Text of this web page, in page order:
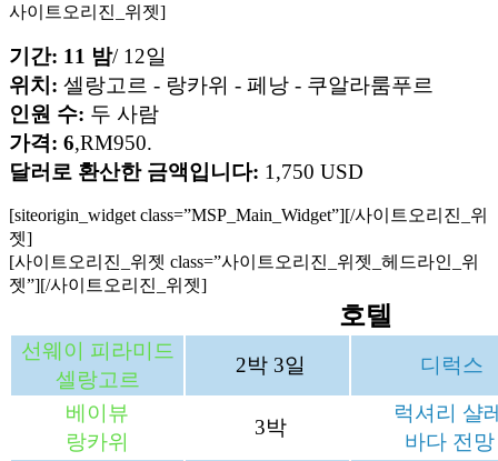
사이트오리진_위젯]
기간: 11 밤/ 12일
위치: 셀랑고르 - 랑카위 - 페낭 - 쿠알라룸푸르
인원 수: 두 사람
가격: 6,RM950.
달러로 환산한 금액입니다: 1,750 USD
[siteorigin_widget class=”MSP_Main_Widget”][/사이트오리진_위
젯]
[사이트오리진_위젯 class=”사이트오리진_위젯_헤드라인_위
젯”][/사이트오리진_위젯]
호텔
선웨이 피라미드
셀랑고르
2박 3일 디럭스
베이뷰
랑카위
3박
럭셔리 샬
바다 전망